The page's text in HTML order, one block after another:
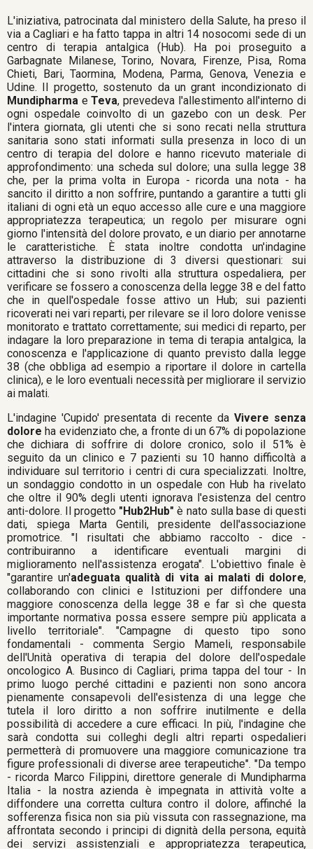
L'iniziativa, patrocinata dal ministero della Salute, ha preso il
via a Cagliari e ha fatto tappa in altri 14 nosocomi sede di un
centro di terapia antalgica (Hub). Ha poi proseguito a
Garbagnate Milanese, Torino, Novara, Firenze, Pisa, Roma
Chieti, Bari, Taormina, Modena, Parma, Genova, Venezia e
Udine. Il progetto, sostenuto da un grant incondizionato di
Mundipharma eTeva, prevedeva l'allestimento all'interno di
ogni ospedale coinvolto di un gazebo con un desk. Per
l'intera giornata, gli utenti che si sono recati nella struttura
sanitaria sono stati informati sulla presenza in loco di un
centro di terapia del dolore e hanno ricevuto materiale di
approfondimento: una scheda sul dolore; una sulla legge 38
che, per la prima volta in Europa - ricorda una nota - ha
sancito il diritto a non soffrire, puntando a garantire a tutti gli
italiani di ogni età un equo accesso alle cure e una maggiore
appropriatezza terapeutica; un regolo per misurare ogni
giorno l'intensità del dolore provato, e un diario per annotarne
le caratteristiche. È stata inoltre condotta un'indagine
attraverso la distribuzione di 3 diversi questionari: sui
cittadini che si sono rivolti alla struttura ospedaliera, per
verificare se fossero a conoscenza della legge 38 e del fatto
che in quell'ospedale fosse attivo un Hub; sui pazienti
ricoverati nei vari reparti, per rilevare se il loro dolore venisse
monitorato e trattato correttamente; sui medici di reparto, per
indagare la loro preparazione in tema di terapia antalgica, la
conoscenza e l'applicazione di quanto previsto dalla legge
38 (che obbliga ad esempio a riportare il dolore in cartella
clinica), e le loro eventuali necessità per migliorare il servizio
ai malati.
L'indagine 'Cupido' presentata di recente da Vivere senza
dolore ha evidenziato che, a fronte di un 67% di popolazione
che dichiara di soffrire di dolore cronico, solo il 51% è
seguito da un clinico e 7 pazienti su 10 hanno difficoltà a
individuare sul territorio i centri di cura specializzati. Inoltre,
un sondaggio condotto in un ospedale con Hub ha rivelato
che oltre il 90% degli utenti ignorava l'esistenza del centro
anti-dolore. Il progetto "Hub2Hub" è nato sulla base di questi
dati, spiega Marta Gentili, presidente dell'associazione
promotrice. "I risultati che abbiamo raccolto - dice -
contribuiranno a identificare eventuali margini di
miglioramento nell'assistenza erogata". L'obiettivo finale è
"garantire un'adeguata qualità di vita ai malati di dolore,
collaborando con clinici e Istituzioni per diffondere una
maggiore conoscenza della legge 38 e far sì che questa
importante normativa possa essere sempre più applicata a
livello territoriale". "Campagne di questo tipo sono
fondamentali - commenta Sergio Mameli, responsabile
dell'Unità operativa di terapia del dolore dell'ospedale
oncologico A. Businco di Cagliari, prima tappa del tour - In
primo luogo perché cittadini e pazienti non sono ancora
pienamente consapevoli dell'esistenza di una legge che
tutela il loro diritto a non soffrire inutilmente e della
possibilità di accedere a cure efficaci. In più, l'indagine che
sarà condotta sui colleghi degli altri reparti ospedalieri
permetterà di promuovere una maggiore comunicazione tra
figure professionali di diverse aree terapeutiche". "Da tempo
- ricorda Marco Filippini, direttore generale di Mundipharma
Italia - la nostra azienda è impegnata in attività volte a
diffondere una corretta cultura contro il dolore, affinché la
sofferenza fisica non sia più vissuta con rassegnazione, ma
affrontata secondo i principi di dignità della persona, equità
dei servizi assistenziali e appropriatezza terapeutica,